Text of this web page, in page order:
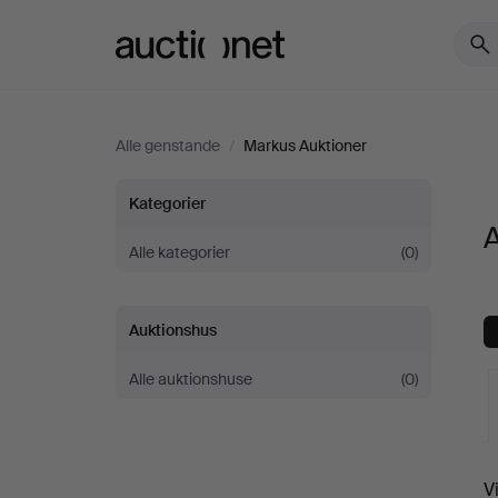
Alle genstande / Markus Auktioner
Alle
genstande
hos
Markus
Kategorier
Alle kategorier (0)
Auktionshus
Alle auktionshuse (0)